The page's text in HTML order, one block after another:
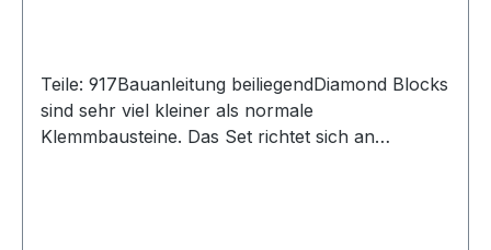
Teile: 917Bauanleitung beiliegendDiamond Blocks
sind sehr viel kleiner als normale
Klemmbausteine. Das Set richtet sich an